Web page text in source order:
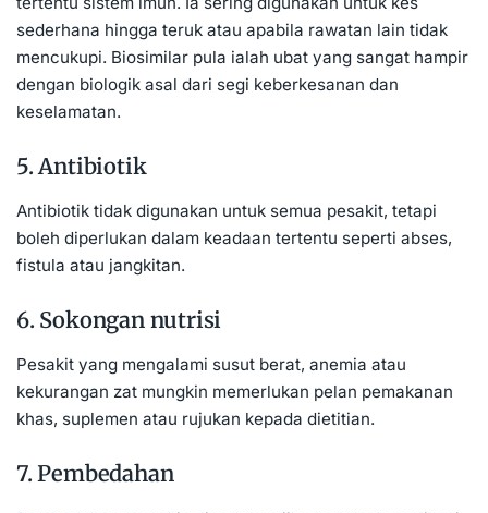
sederhana hingga teruk atau apabila rawatan lain tidak
mencukupi. Biosimilar pula ialah ubat yang sangat hampir
dengan biologik asal dari segi keberkesanan dan
keselamatan.
5. Antibiotik
Antibiotik tidak digunakan untuk semua pesakit, tetapi
boleh diperlukan dalam keadaan tertentu seperti abses,
fistula atau jangkitan.
6. Sokongan nutrisi
Pesakit yang mengalami susut berat, anemia atau
kekurangan zat mungkin memerlukan pelan pemakanan
khas, suplemen atau rujukan kepada dietitian.
7. Pembedahan